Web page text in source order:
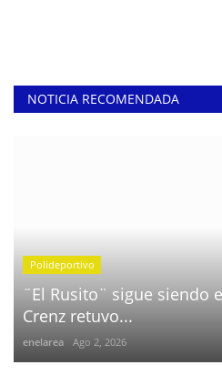
NOTICIA RECOMENDADA
Polideportivo
¨El Rusito¨ sigue siendo
Crenz retuvo...
enelarea Ago 2, 2026